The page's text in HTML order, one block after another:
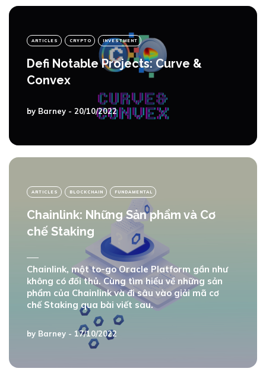
ARTICLES CRYPTO INVESTMENT
Defi Notable Projects: Curve &
Convex
by Barney - 20/10/2022
ARTICLES BLOCKCHAIN FUNDAMENTAL
Chainlink: Những Sản phẩm và Cơ
chế Staking
Chainlink, một to-go Oracle Platform gần như
không có đối thủ. Cùng tìm hiểu về những sản
phẩm của Chainlink và đi sâu vào giải mã cơ
chế Staking qua bài viết sau.
by Barney - 17/10/2022